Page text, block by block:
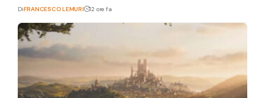
DiFRANCESCO LEMURI 12 ore fa